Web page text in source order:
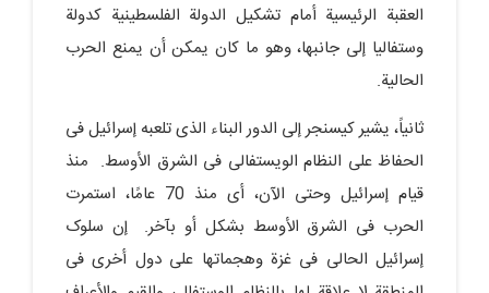
العقبة الرئیسیة أمام تشکیل الدولة الفلسطینیة کدولة
وستفالیا إلى جانبها، وهو ما کان یمکن أن یمنع الحرب
الحالیة.
ثانیاً، یشیر کیسنجر إلى الدور البناء الذی تلعبه إسرائیل فی
الحفاظ على النظام الویستفالی فی الشرق الأوسط. منذ
قیام إسرائیل وحتى الآن، أی منذ 70 عامًا، استمرت
الحرب فی الشرق الأوسط بشکل أو بآخر. إن سلوک
إسرائیل الحالی فی غزة وهجماتها على دول أخرى فی